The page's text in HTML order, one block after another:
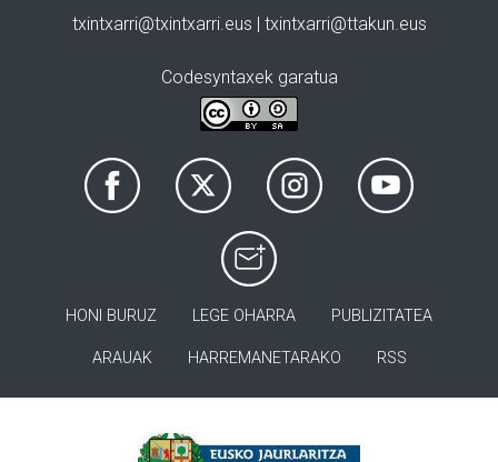
txintxarri@txintxarri.eus | txintxarri@ttakun.eus
Codesyntaxek garatua
HONI BURUZ LEGE OHARRA PUBLIZITATEA
ARAUAK HARREMANETARAKO RSS